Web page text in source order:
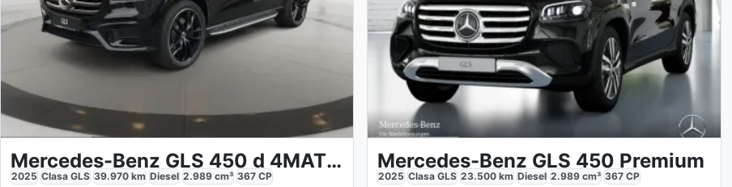
Mercedes-Benz GLS 450 d 4MATIC AMG
2025 Clasa GLS 39.970 km Diesel 2.989 cm³ 367 CP
Mercedes-Benz GLS 450 Premium
2025 Clasa GLS 23.500 km Diesel 2.989 cm³ 367 CP